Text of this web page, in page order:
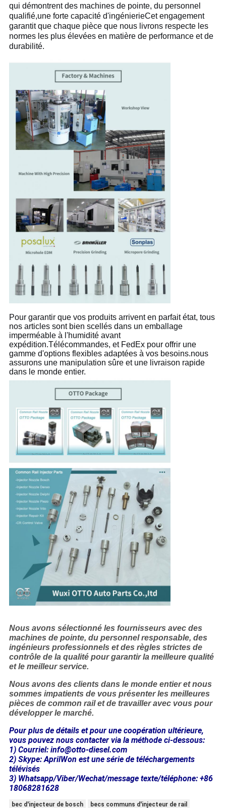
qui démontrent des machines de pointe, du personnel
qualifié,une forte capacité d'ingénierieCet engagement
garantit que chaque pièce que nous livrons respecte les
normes les plus élevées en matière de performance et de
durabilité.
Pour garantir que vos produits arrivent en parfait état, tous
nos articles sont bien scellés dans un emballage
imperméable à l'humidité avant
expédition.Télécommandes, et FedEx pour offrir une
gamme d'options flexibles adaptées à vos besoins.nous
assurons une manipulation sûre et une livraison rapide
dans le monde entier.
Nous avons sélectionné les fournisseurs avec des
machines de pointe, du personnel responsable, des
ingénieurs professionnels et des règles strictes de
contrôle de la qualité pour garantir la meilleure qualité
et le meilleur service.
Nous avons des clients dans le monde entier et nous
sommes impatients de vous présenter les meilleures
pièces de common rail et de travailler avec vous pour
développer le marché.
Pour plus de détails et pour une coopération ultérieure,
vous pouvez nous contacter via la méthode ci-dessous:
1) Courriel: info@otto-diesel.com
2) Skype: AprilWon est une série de téléchargements
télévisés
3) Whatsapp/Viber/Wechat/message texte/téléphone: +86
18068281628
bec d'injecteur de bosch
becs communs d'injecteur de rail